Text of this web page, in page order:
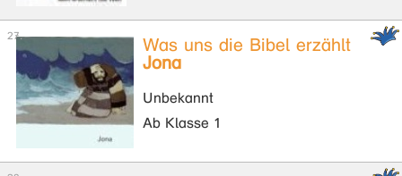
Was uns die Bibel erzählt
Jona
Unbekannt
Ab Klasse 1